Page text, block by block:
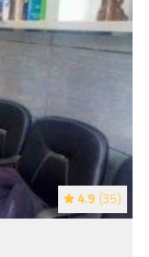
4.9 (35)